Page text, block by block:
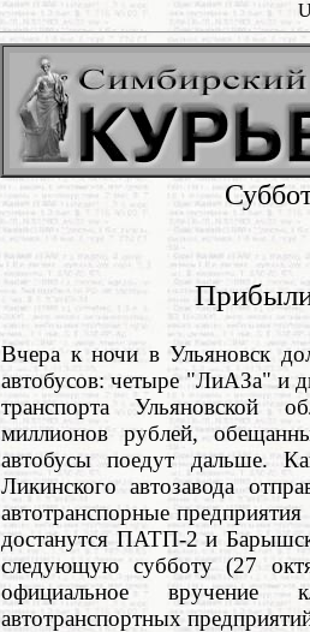
Вчера к ночи в Ульяновск
автобусов: четыре "ЛиАЗа" и
транспорта Ульяновской
миллионов рублей,
автобусы поедут дальше.
Ликинского автозавода
автотранспорные
достанутся ПАТП-2 и
следующую субботу (27
официальное вручение
автотранспортных